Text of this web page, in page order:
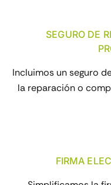
SEGURO DE
Incluimos un seguro
la reparación o
FIRMA